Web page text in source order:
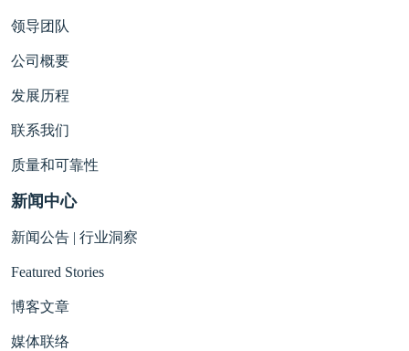
领导团队
公司概要
发展历程
联系我们
质量和可靠性
新闻中心
新闻公告 | 行业洞察
Featured Stories
博客文章
媒体联络